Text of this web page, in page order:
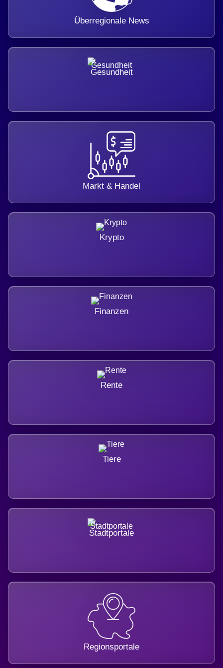
Überregionale News
Gesundheit
Markt & Handel
Krypto
Finanzen
Rente
Tiere
Stadtportale
Regionsportale